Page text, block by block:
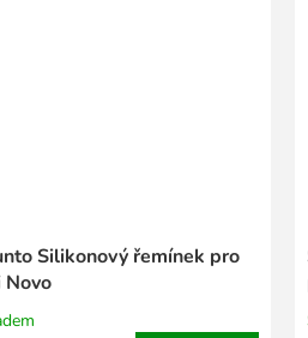
Silikonový řemínek pro
Novo